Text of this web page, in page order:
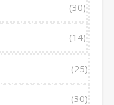
(30)
(14)
(25)
(30)